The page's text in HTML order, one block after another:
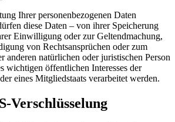
Ihrer personenbezogenen Daten
diese Daten – von ihrer Speicherung
Einwilligung oder zur Geltendmachung,
von Rechtsansprüchen oder zum
anderen natürlichen oder juristischen Person
wichtigen öffentlichen Interesses der
eines Mitgliedstaats verarbeitet werden.
Verschlüsselung